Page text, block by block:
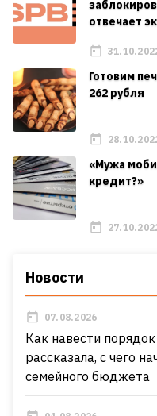
отвечает
Готовим
262 рубля
«Мужа
кредит?»
Новости
07.08.2026
Как навести
рассказала, с чего
семейного бюджета